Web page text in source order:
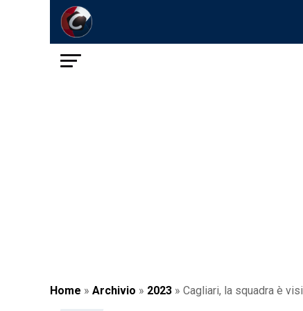
Home » Archivio » 2023 » Cagliari, la squadra è